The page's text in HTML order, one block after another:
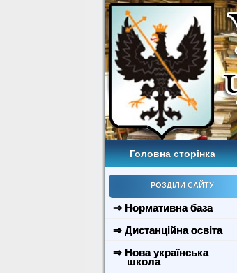
Головна сторінка
РОЗДІЛИ САЙТУ
⇒ Нормативна база
⇒ Дистанційна освіта
⇒ Нова українська
школа